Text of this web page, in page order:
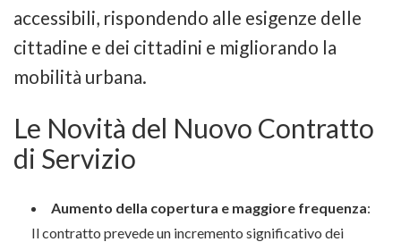
accessibili, rispondendo alle esigenze delle
cittadine e dei cittadini e migliorando la
mobilità urbana.
Le Novità del Nuovo Contratto
di Servizio
Aumento della copertura e maggiore frequenza:
Il contratto prevede un incremento significativo dei